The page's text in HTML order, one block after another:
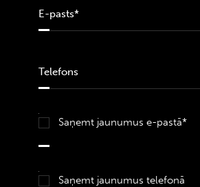
Saņemt jaunumus e-pastā*
Saņemt jaunumus telefonā